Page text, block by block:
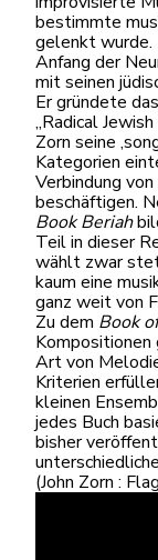
bestimmte
gelenkt wurde.
Anfang der
mit seinen
Er gründete
„Radical
Zorn seine
Kategorien
Verbindung von
beschäftigen.
Book Beriah
Teil in dieser
wählt zwar
kaum eine
ganz weit von
Zu dem Book
Kompositionen
Art von
Kriterien
kleinen
jedes Buch
bisher
(John Zorn :